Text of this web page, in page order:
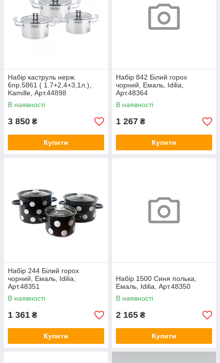
Набір каструль нерж.
6пр.5861 ( 1.7+2,4+3,1л.),
Kamille, Арт.44898
В наявності
3 850 ₴
Купити
Набір 842 Білий горох
чорний, Емаль, Idilia,
Арт.48364
В наявності
1 267 ₴
Купити
Набір 244 Білий горох
чорний, Емаль, Idilia,
Арт.48351
В наявності
1 361 ₴
Купити
Набір 1500 Синя полька,
Емаль, Idilia, Арт.48350
В наявності
2 165 ₴
Купити